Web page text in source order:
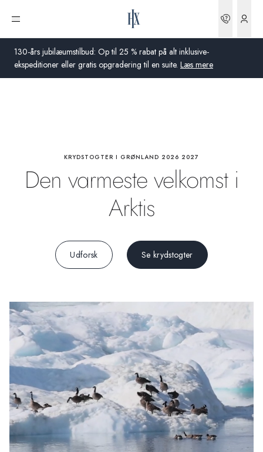
130-års jubilæumstilbud: Op til 25 % rabat på alt inklusive-
ekspeditioner eller gratis opgradering til en suite. Læs mere
Åbn menu
Danmark
Storbritannien
USA
Frankrig
Danmark
Norge
KRYDSTOGTER I GRØNLAND 2026 2027
Den varmeste velkomst i
Arktis
Udforsk Se krydstogter
Activities